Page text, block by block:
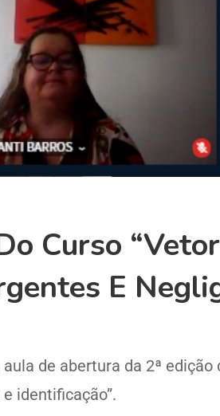
Curso
E
de abertura da 2ª edição
identificação”.